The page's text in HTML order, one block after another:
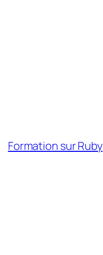
Formation sur Ruby